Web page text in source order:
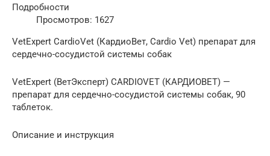
Подробности
Просмотров: 1627
VetExpert CardioVet (КардиоВет, Cardio Vet) препарат для
сердечно-сосудистой системы собак
VetExpert (ВетЭксперт) CARDIOVET (КАРДИОВЕТ) —
препарат для сердечно-сосудистой системы собак, 90
таблеток.
Описание и инструкция